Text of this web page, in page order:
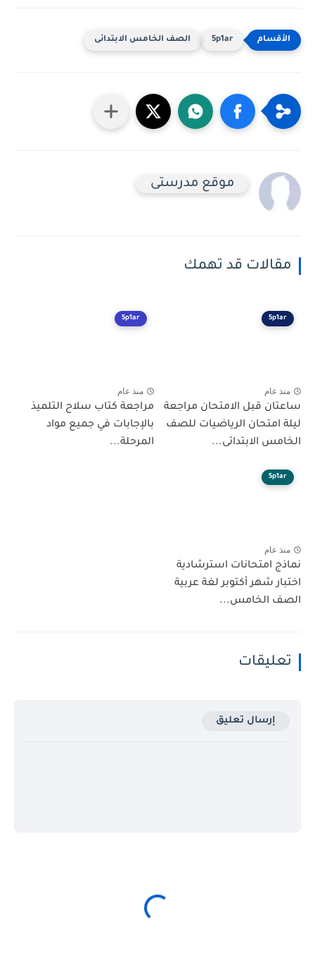
5p1ar الصف الخامس الابتدائى
موقع مدرستى
مقالات قد تهمك
5p1ar
منذ عام
ساعتان قبل الامتحان مراجعة
ليلة امتحان الرياضيات للصف
الخامس الابتدائى...
5p1ar
منذ عام
مراجعة كتاب سلاح التلميذ
بالإجابات في جميع مواد
المرحلة...
5p1ar
منذ عام
نماذج امتحانات استرشادية
اختبار شهر أكتوبر لغة عربية
الصف الخامس...
تعليقات
إرسال تعليق